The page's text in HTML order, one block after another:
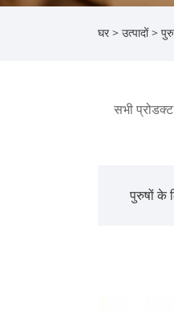
घर > उत्पादों>
सभी प्रोडक्ट
पुरुषों के